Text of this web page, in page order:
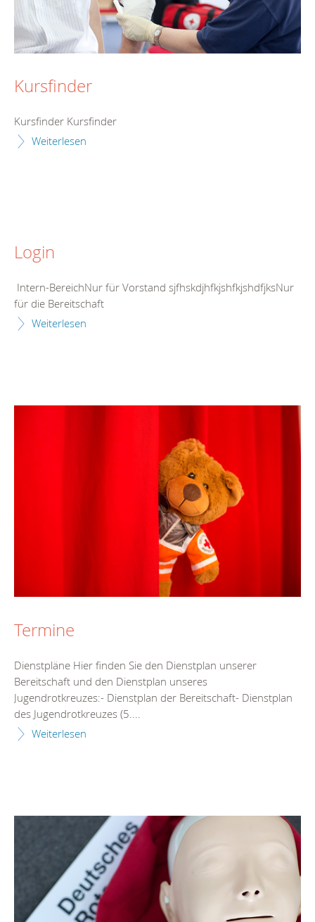
Kursfinder
Kursfinder Kursfinder
Weiterlesen
Login
Intern-BereichNur für Vorstand sjfhskdjhfkjshfkjshdfjksNur
für die Bereitschaft
Weiterlesen
Termine
Dienstpläne Hier finden Sie den Dienstplan unserer
Bereitschaft und den Dienstplan unseres
Jugendrotkreuzes:- Dienstplan der Bereitschaft- Dienstplan
des Jugendrotkreuzes (5....
Weiterlesen